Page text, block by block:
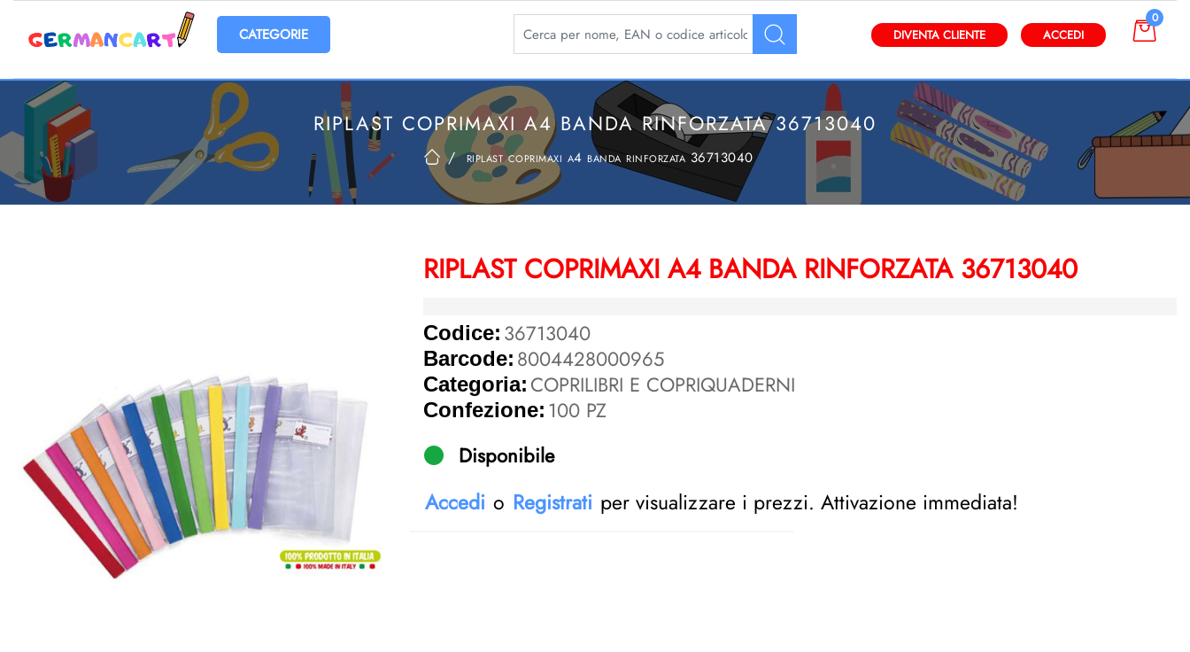
Open menu La modifica di un filtro aggiorna automaticamente gli altri filtri disponibili.
DIVENTA CLIENTE ACCEDI
0
RIPLAST COPRIMAXI A4 BANDA RINFORZATA 36713040
riplast coprimaxi a4 banda rinforzata 36713040
RIPLAST COPRIMAXI A4 BANDA RINFORZATA 36713040
Codice: 36713040
Barcode: 8004428000965
Categoria: COPRILIBRI E COPRIQUADERNI
Confezione: 100 PZ
Disponibile
Accedi o Registrati per visualizzare i prezzi. Attivazione immediata!